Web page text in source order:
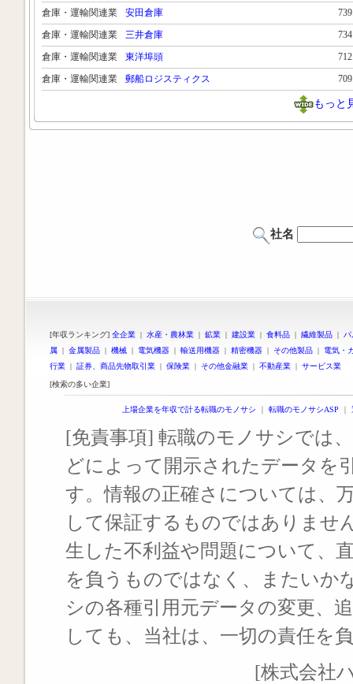
倉庫・運輸関連業
安田倉庫
倉庫・運輸関連業
三井倉庫
倉庫・運輸関連業
東洋埠頭
倉庫・運輸関連業
郵船ロジスティクス
もっと
社名
[年収ランキング] 全企業 | 水産・農林業 | 鉱業 | 建設業 | 食料品 | 繊維製品 |
属 | 金属製品 | 機械 | 電気機器 | 輸送用機器 | 精密機器 | その他製品 | 電気・
行業 | 証券、商品先物取引業 | 保険業 | その他金融業 | 不動産業 | サービス業
[検索の多い企業]
上場企業を年収で計る転職のモノサシ ｜ 転職のモノサシASP ｜
[免責事項] 転職のモノサシでは
どによって開示されたデータを
す。情報の正確さについては、
して保証するものではありませ
生した不利益や問題について、
を負うものではなく、またいか
シの各種引用元データの変更、
しても、当社は、一切の責任を
[株式会社